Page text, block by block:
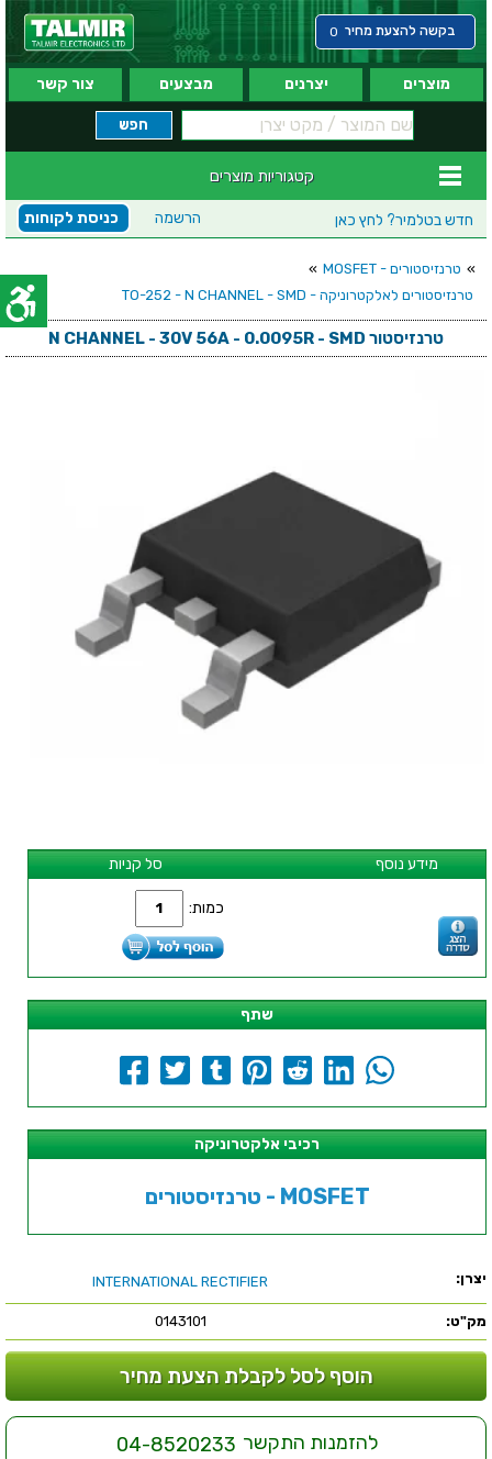
בקשה להצעת מחיר 0
מוצרים יצרנים מבצעים צור קשר
קטגוריות מוצרים
חדש בטלמיר? לחץ כאן כניסת לקוחות הרשמה
» טרנזיסטורים - MOSFET
»
טרנזיסטורים לאלקטרוניקה - TO-252 - N CHANNEL - SMD
טרנזיסטור N CHANNEL - 30V 56A - 0.0095R - SMD
סל קניות מידע נוסף
כמות:
שתף
רכיבי אלקטרוניקה
טרנזיסטורים - MOSFET
יצרן: INTERNATIONAL RECTIFIER
מק"ט: 0143101
הוסף לסל לקבלת הצעת מחיר
להזמנות התקשר 04-8520233